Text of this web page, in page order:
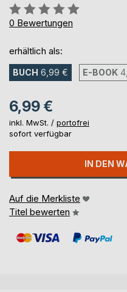
Bewertung::
0%
0 Bewertungen
erhältlich als:
BUCH 6,99 € E-BOOK
6,99 €
inkl. MwSt. / portofrei
sofort verfügbar
IN DEN
Auf die Merkliste
Titel bewerten